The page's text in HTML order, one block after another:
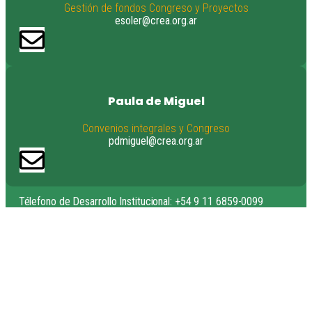
Gestión de fondos Congreso y Proyectos
esoler@crea.org.ar
Paula de Miguel
Convenios integrales y Congreso
pdmiguel@crea.org.ar
Télefono de Desarrollo Institucional: +54 9 11 6859-0099